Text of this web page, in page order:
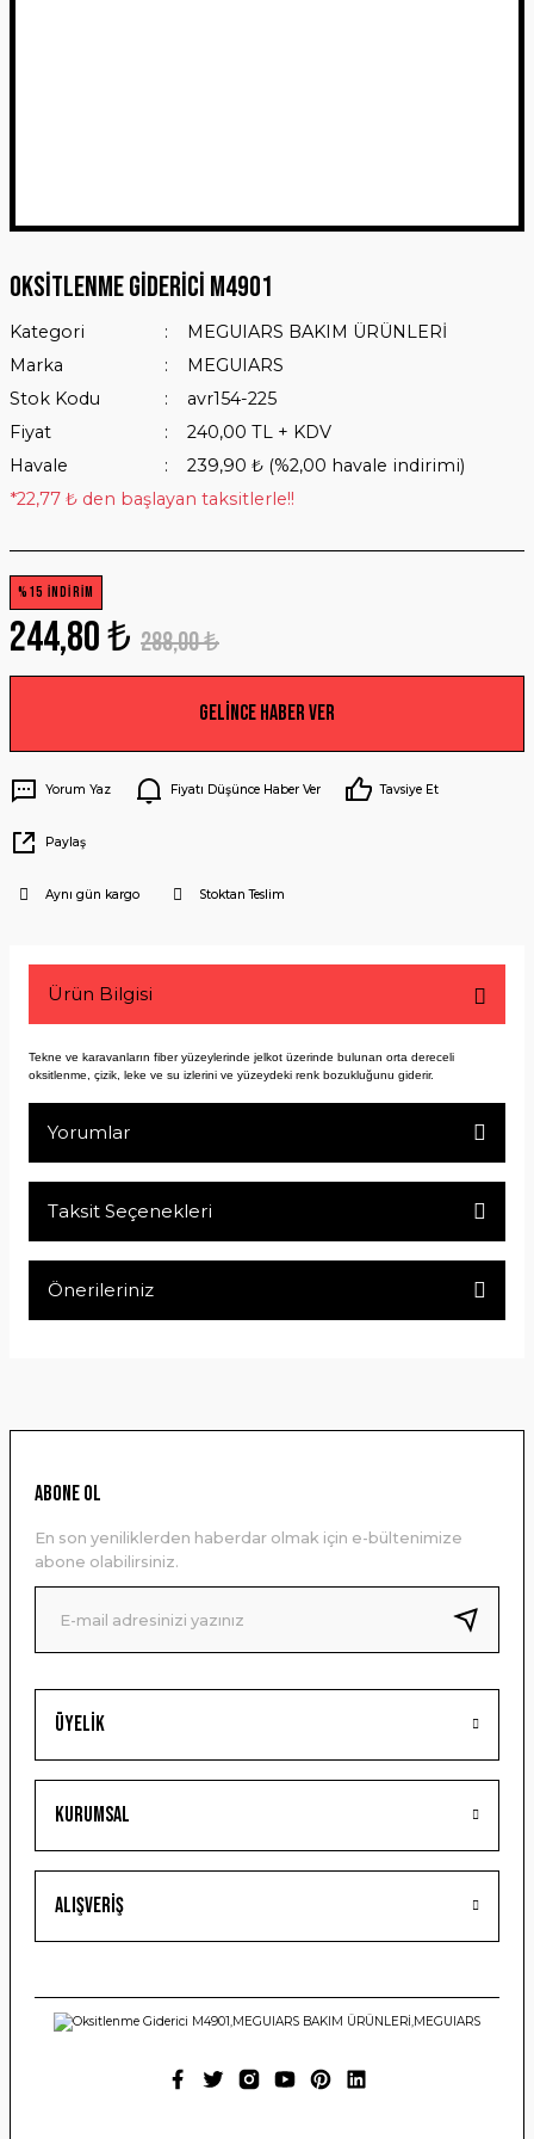
Oksitlenme Giderici M4901
Kategori
MEGUIARS BAKIM ÜRÜNLERİ
Marka
MEGUIARS
Stok Kodu
avr154-225
Fiyat
240,00 TL + KDV
Havale
239,90 ₺ (%2,00 havale indirimi)
*22,77 ₺ den başlayan taksitlerle!!
%15 İNDİRİM
244,80 ₺ 288,00 ₺
Gelince Haber Ver
Yorum Yaz Fiyatı Düşünce Haber Ver Tavsiye Et
Paylaş
Aynı gün kargo Stoktan Teslim
Ürün Bilgisi
Tekne ve karavanların fiber yüzeylerinde jelkot üzerinde bulunan orta dereceli
oksitlenme, çizik, leke ve su izlerini ve yüzeydeki renk bozukluğunu giderir.
Yorumlar
Taksit Seçenekleri
Önerileriniz
Ürün resmi kalitesiz, bozuk veya görüntülenemiyor.
Ürün bilgilerinde hatalar bulunuyor.
Ürün fiyatı diğer sitelerden daha pahalı.
Bu ürüne benzer farklı alternatifler olmalı.
Gönder
Üyelik
Kurumsal
Alışveriş
ABONE OL
En son yeniliklerden haberdar olmak için e-bültenimize
abone olabilirsiniz.